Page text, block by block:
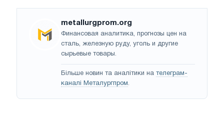
metallurgprom.org
Финансовая аналитика, прогнозы цен на
сталь, железную руду, уголь и другие
сырьевые товары.
Більше новин та аналітики на телеграм-
каналі Металургпром.